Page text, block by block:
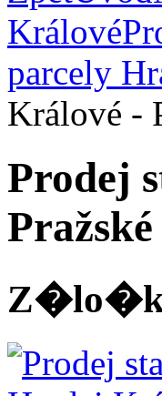
Králové
parcely
Králové -
Prodej